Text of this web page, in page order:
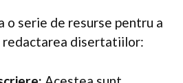
serie de resurse pentru a
disertatiilor: